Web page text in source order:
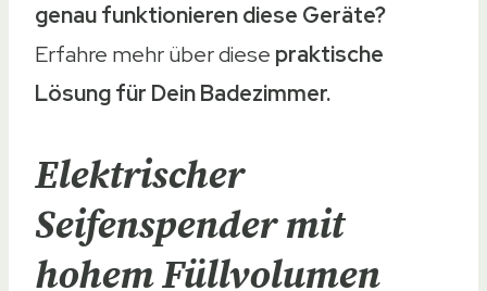
genau funktionieren diese Geräte?
Erfahre mehr über diese praktische
Lösung für Dein Badezimmer.
Elektrischer
Seifenspender mit
hohem Füllvolumen